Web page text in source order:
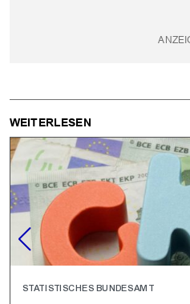
WEITERLESEN
STATISTISCHES BUNDESAMT